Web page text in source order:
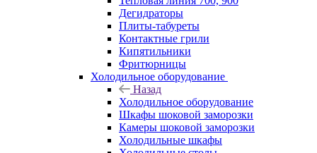
Дегидраторы
Плиты-табуреты
Контактные грили
Кипятильники
Фритюрницы
Холодильное оборудование
Назад
Холодильное оборудование
Шкафы шоковой заморозки
Камеры шоковой заморозки
Холодильные шкафы